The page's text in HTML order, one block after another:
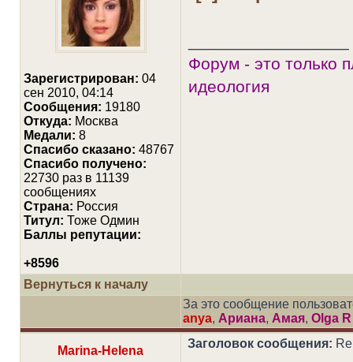
Зарегистрирован: 04
сен 2010, 04:14
Сообщения: 19180
Откуда: Москва
Медали: 8
Cпасибо сказано: 48767
Спасибо получено:
22730 раз в 11139
сообщениях
Страна: Россия
Титул: Тоже Одмин
Баллы репутации:
+8596
Форум - это только
идеология
Вернуться к началу
За это сообщение
anya, Ариана, Амая, Olga R
Marina-Helena
Заголовок сообщения: